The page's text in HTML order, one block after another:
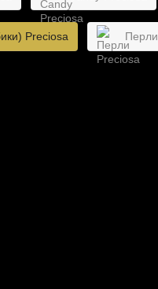
Preciosa